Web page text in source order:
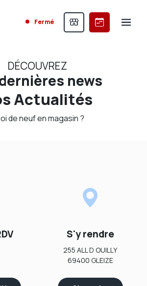
Fermé
DÉCOUVREZ
news
Actualités
de neuf en magasin ?
S'y rendre
255 ALL D OUILLY
69400 GLEIZE